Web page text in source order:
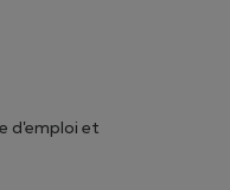
d'emploi et